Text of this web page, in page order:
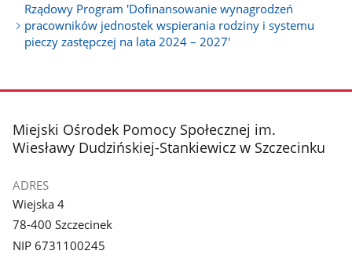
Rządowy Program 'Dofinansowanie wynagrodzeń
pracowników jednostek wspierania rodziny i systemu
pieczy zastępczej na lata 2024 – 2027'
stopka
Miejski Ośrodek Pomocy Społecznej im.
Wiesławy Dudzińskiej-Stankiewicz w Szczecinku
ADRES
Wiejska 4
78-400 Szczecinek
NIP 6731100245